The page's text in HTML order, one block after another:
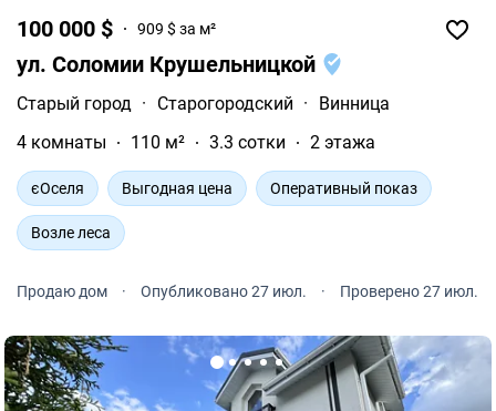
100 000 $ 909 $ за м²
ул. Соломии Крушельницкой
Старый город · Старогородский ·
Винница
4 комнаты
110 м² 3.3 сотки 2 этажа
єОселя Выгодная цена Оперативный показ
Возле леса
Продаю дом · Опубликовано 27 июл. · Проверено 27 июл.